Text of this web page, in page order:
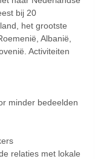
bij 20
het grootste
Albanië,
Activiteiten
minder bedeelden
relaties met lokale